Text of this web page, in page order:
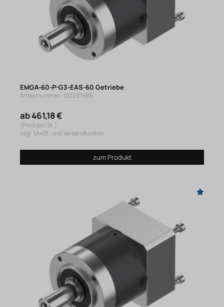
EMGA-60-P-G3-EAS-60 Getriebe
Artikelnummer: 102297686
ab 461,18 €
(Preis pro St.)
zzgl. MwSt. und Versandkosten
zum Produkt